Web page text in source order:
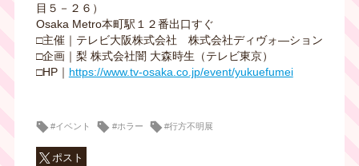
目５－２６）
Osaka Metro本町駅１２番出口すぐ
□主催｜テレビ大阪株式会社 株式会社ディヴォ―ション
□企画｜梨 株式会社闇 大森時生（テレビ東京）
□HP｜ https://www.tv-osaka.co.jp/event/yukuefumei
#イベント #ホラー #行方不明展
ポスト